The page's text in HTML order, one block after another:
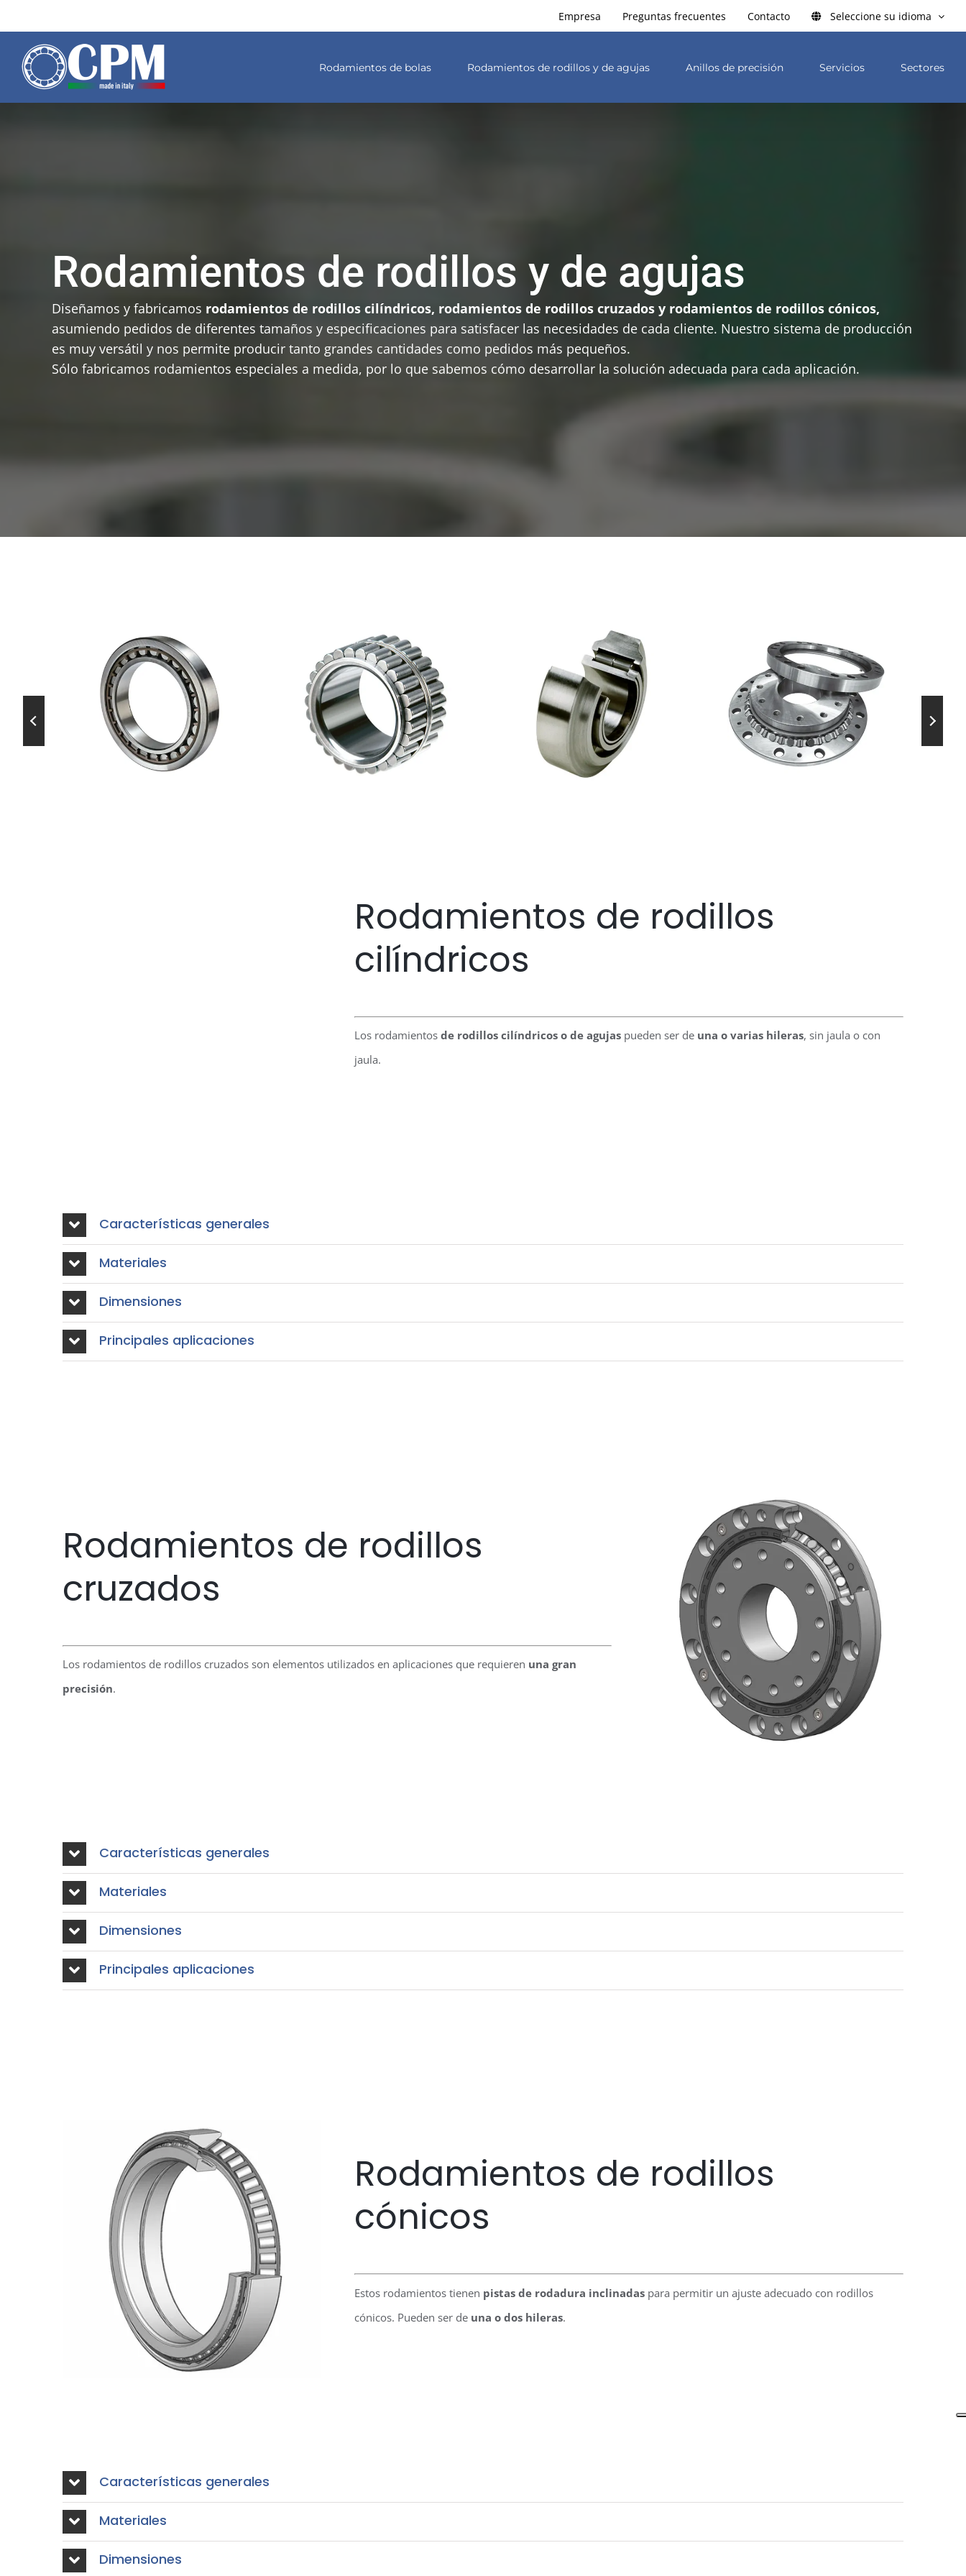
al
contenido
Empresa Preguntas frecuentes Contacto Seleccione su idioma
Rodamientos de bolas Rodamientos de rodillos y de agujas Anillos de precisión Servicios Sectores
Rodamientos de rodillos y de agujas
Diseñamos y fabricamos rodamientos de rodillos cilíndricos, rodamientos de rodillos cruzados y rodamientos de rodillos cónicos,
asumiendo pedidos de diferentes tamaños y especificaciones para satisfacer las necesidades de cada cliente. Nuestro sistema de producción
es muy versátil y nos permite producir tanto grandes cantidades como pedidos más pequeños.
Sólo fabricamos rodamientos especiales a medida, por lo que sabemos cómo desarrollar la solución adecuada para cada aplicación.
Rodamientos de rodillos
cilíndricos
Los rodamientos de rodillos cilíndricos o de agujaspueden ser de una o varias hileras, sin jaula o con
jaula.
Características generales
Materiales
Dimensiones
Principales aplicaciones
Rodamientos de rodillos
cruzados
Los rodamientos de rodillos cruzados son elementos utilizados en aplicaciones que requieren una gran
precisión.
Características generales
Materiales
Dimensiones
Principales aplicaciones
Rodamientos de rodillos
cónicos
Estos rodamientos tienen pistas de rodadura inclinadaspara permitir un ajuste adecuado con rodillos
cónicos. Pueden ser de una o dos hileras.
Características generales
Materiales
Dimensiones